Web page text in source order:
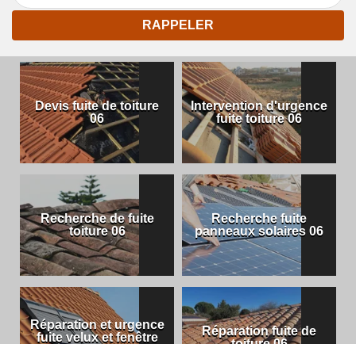
Devis fuite de toiture
06
Intervention d'urgence
fuite toiture 06
Recherche de fuite
toiture 06
Recherche fuite
panneaux solaires 06
Réparation et urgence
fuite velux et fenêtre
Réparation fuite de